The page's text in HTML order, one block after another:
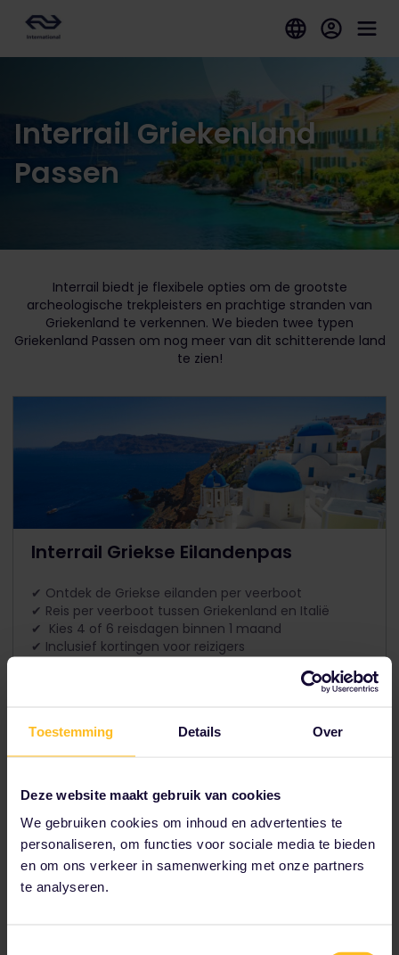
Toestemming Details Over
Deze website maakt gebruik van cookies
We gebruiken cookies om inhoud en advertenties te
personaliseren, om functies voor sociale media te bieden
en om ons verkeer in samenwerking met onze partners
te analyseren.
Interrail Griekenland
Passen
Interrail biedt je flexibele opties om de grootste
archeologische trekpleisters en prachtige stranden van
Griekenland te verkennen. We bieden twee typen
Griekenland Passen om nog meer van dit schitterende land
te zien!
Interrail Griekse Eilandenpas
✔ Ontdek de Griekse eilanden per veerboot
✔ Reis per veerboot tussen Griekenland en Italië
✔ Kies 4 of 6 reisdagen binnen 1 maand
✔ Inclusief kortingen voor reizigers